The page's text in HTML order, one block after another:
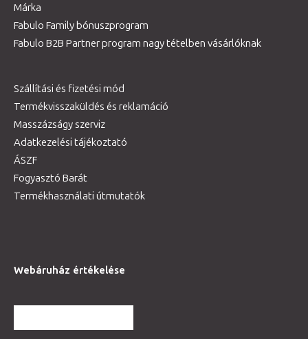
Márka
Fabulo Family bónuszprogram
Fabulo B2B Partner program nagy tételben vásárlóknak
Szállítási és fizetési mód
Termékvisszaküldés és reklamáció
Masszázságy szerviz
Adatkezelési tájékoztató
ÁSZF
Fogyasztó Barát
Termékhasználati útmutatók
Webáruház értékelése